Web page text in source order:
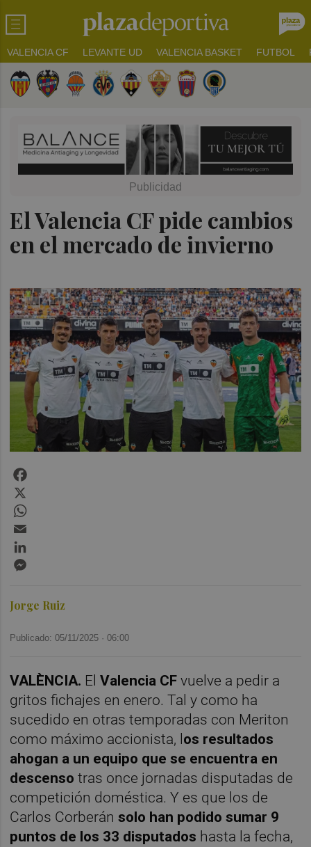
VALENCIA CF LEVANTE UD VALENCIA BASKET FUTBOL
El Valencia CF pide cambios
en el mercado de invierno
Jorge Ruiz
Publicado: 05/11/2025 ·06:00
VALÈNCIA. ElValencia CF vuelve a pedir a
gritos fichajes en enero. Tal y como ha
sucedido en otras temporadas con Meriton
como máximo accionista, l os resultados
ahogan a un equipo que se encuentra en
descenso tras once jornadas disputadas de
competición doméstica. Y es que los de
Carlos Corberánsolo han podido sumar 9
puntos de los 33 disputados hasta la fecha,